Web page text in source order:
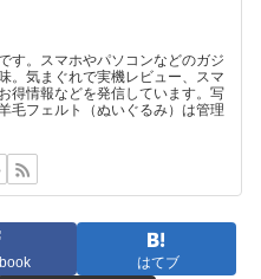
す。スマホやパソコンなどのガジ
。気まぐれで実機レビュー、スマ
得情報などを発信しています。写
毛フェルト（ぬいぐるみ）は管理
はてブ